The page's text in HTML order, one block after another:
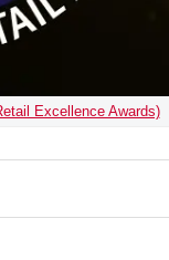
Excellence Awards)